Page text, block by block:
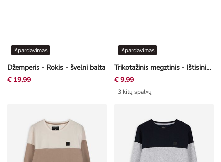
Džemperis - Rokis - švelni balta
Išpardavimas
€ 19,99
Trikotažinis megztinis - Ištisinis raštas - juoda
Išpardavimas
€ 9,99
+3 kitų spalvų